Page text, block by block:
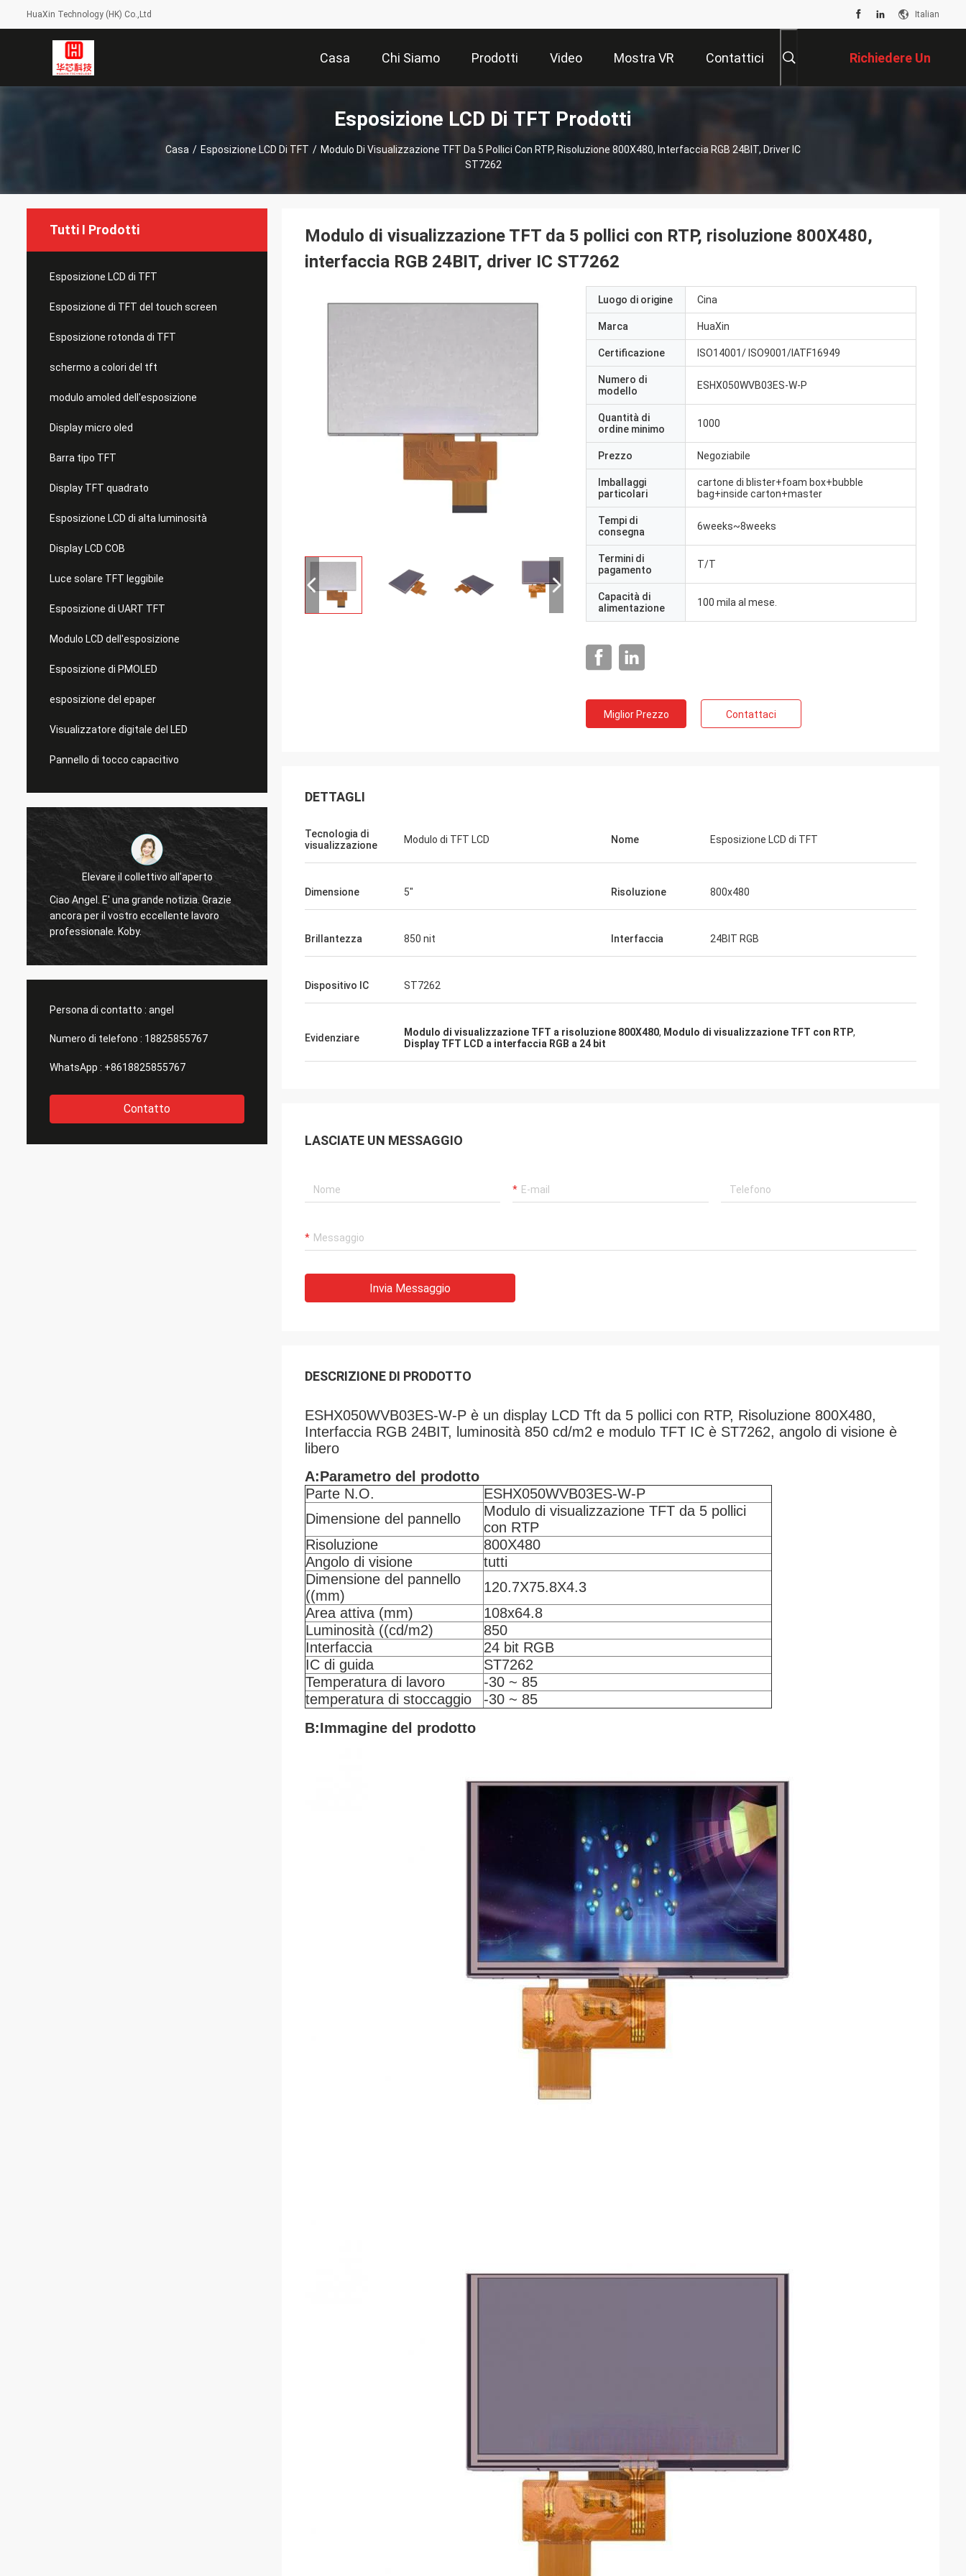
HuaXin Technology (HK) Co.,Ltd Italian
Casa Chi Siamo Prodotti Video Mostra VR Contattici Richiedere Un
Preventivo
Esposizione LCD Di TFT Prodotti
Casa / Esposizione LCD Di TFT / Modulo Di Visualizzazione TFT Da 5 Pollici Con RTP, Risoluzione 800X480, Interfaccia RGB 24BIT, Driver IC
ST7262
Tutti I Prodotti
Esposizione LCD di TFT
Esposizione di TFT del touch screen
Esposizione rotonda di TFT
schermo a colori del tft
modulo amoled dell'esposizione
Display micro oled
Barra tipo TFT
Display TFT quadrato
Esposizione LCD di alta luminosità
Display LCD COB
Luce solare TFT leggibile
Esposizione di UART TFT
Modulo LCD dell'esposizione
Esposizione di PMOLED
esposizione del epaper
Visualizzatore digitale del LED
Pannello di tocco capacitivo
Elevare il collettivo all'aperto
Ciao Angel. E' una grande notizia. Grazie
ancora per il vostro eccellente lavoro
professionale. Koby.
Sì, abbiamo iniziato a usare anche i
display rotondi, ora li stiamo verificando e
domandeTi faro' sapere. La qualità del
display è eccellente e sembra davvero di
come fabbrica.
Persona di contatto : angel
Numero di telefono : 18825855767
WhatsApp : +8618825855767
Contatto
Modulo di visualizzazione TFT da 5 pollici con RTP, risoluzione 800X480,
interfaccia RGB 24BIT, driver IC ST7262
Luogo di origine Cina
Marca HuaXin
Certificazione ISO14001/ ISO9001/IATF16949
Numero di
modello
ESHX050WVB03ES-W-P
Quantità di
ordine minimo
1000
Prezzo Negoziabile
Imballaggi
particolari
cartone di blister+foam box+bubble
bag+inside carton+master
Tempi di
consegna
6weeks~8weeks
Termini di
pagamento
T/T
Capacità di
alimentazione
100 mila al mese.
Miglior Prezzo Contattaci
DETTAGLI
Tecnologia di
visualizzazione
Modulo di TFT LCD Nome Esposizione LCD di TFT
Dimensione 5" Risoluzione 800x480
Brillantezza 850 nit Interfaccia 24BIT RGB
Dispositivo IC ST7262
Evidenziare Modulo di visualizzazione TFT a risoluzione 800X480, Modulo di visualizzazione TFT con RTP,
Display TFT LCD a interfaccia RGB a 24 bit
LASCIATE UN MESSAGGIO
Invia Messaggio
DESCRIZIONE DI PRODOTTO
ESHX050WVB03ES-W-P è un display LCD Tft da 5 pollici con RTP, Risoluzione 800X480,
Interfaccia RGB 24BIT, luminosità 850 cd/m2 e modulo TFT IC è ST7262, angolo di visione è
libero
A:Parametro del prodotto
Parte N.O.
ESHX050WVB03ES-W-P
Dimensione del pannello
Modulo di visualizzazione TFT da 5 pollici
con RTP
Risoluzione
800X480
Angolo di visione
tutti
Dimensione del pannello
((mm)
120.7X75.8X4.3
Area attiva (mm)
108x64.8
Luminosità ((cd/m2)
850
Interfaccia
24 bit RGB
IC di guida
ST7262
Temperatura di lavoro
-30 ~ 85
temperatura di stoccaggio
-30 ~ 85
B:Immagine del prodotto